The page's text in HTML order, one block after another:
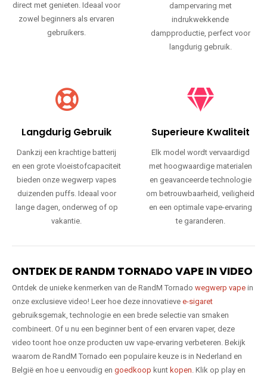
direct met genieten. Ideaal voor
zowel beginners als ervaren
gebruikers.
dampervaring met
indrukwekkende
dampproductie, perfect voor
langdurig gebruik.
Langdurig Gebruik
Dankzij een krachtige batterij
en een grote vloeistofcapaciteit
bieden onze wegwerp vapes
duizenden puffs. Ideaal voor
lange dagen, onderweg of op
vakantie.
Superieure Kwaliteit
Elk model wordt vervaardigd
met hoogwaardige materialen
en geavanceerde technologie
om betrouwbaarheid, veiligheid
en een optimale vape-ervaring
te garanderen.
ONTDEK DE RANDM TORNADO VAPE IN VIDEO
Ontdek de unieke kenmerken van de RandM Tornado wegwerp vape in
onze exclusieve video! Leer hoe deze innovatieve e-sigaret
gebruiksgemak, technologie en een brede selectie van smaken
combineert. Of u nu een beginner bent of een ervaren vaper, deze
video toont hoe onze producten uw vape-ervaring verbeteren. Bekijk
waarom de RandM Tornado een populaire keuze is in Nederland en
België en hoe u eenvoudig en goedkoop kunt kopen. Klik op play en